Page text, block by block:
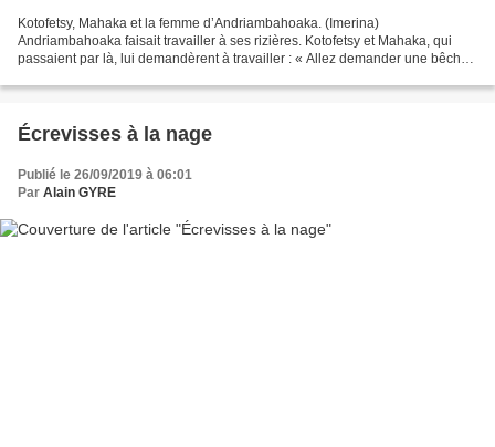
Kotofetsy, Mahaka et la femme d’Andriambahoaka. (Imerina)
Andriambahoaka faisait travailler à ses rizières. Kotofetsy et Mahaka, qui
passaient par là, lui demandèrent à travailler : « Allez demander une bêche
Écrevisses à la nage
Publié le 26/09/2019 à 06:01
Par Alain GYRE